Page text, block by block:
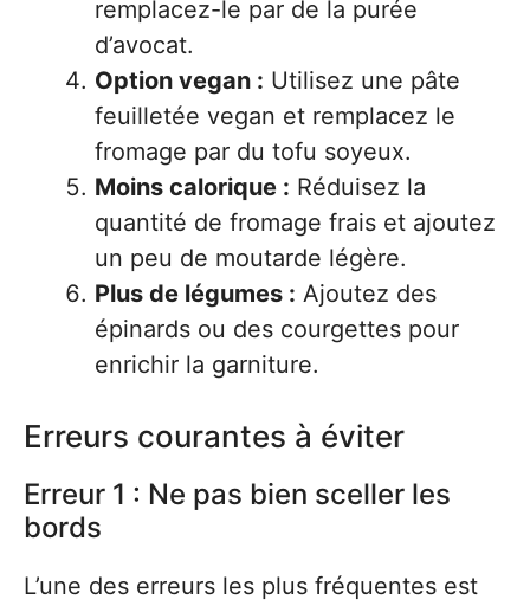
remplacez-le par de la purée
d’avocat.
Option vegan : Utilisez une pâte
feuilletée vegan et remplacez le
fromage par du tofu soyeux.
Moins calorique : Réduisez la
quantité de fromage frais et ajoutez
un peu de moutarde légère.
Plus de légumes : Ajoutez des
épinards ou des courgettes pour
enrichir la garniture.
Erreurs courantes à éviter
Erreur 1 : Ne pas bien sceller les
bords
L’une des erreurs les plus fréquentes est